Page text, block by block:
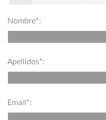
Nombre*:
Apellidos*:
Email*: